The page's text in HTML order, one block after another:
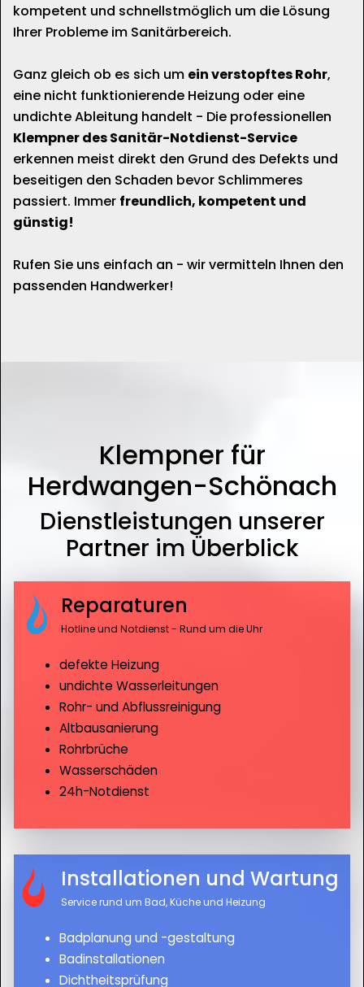
kompetent und schnellstmöglich um die Lösung
Ihrer Probleme im Sanitärbereich.
Ganz gleich ob es sich um ein verstopftes Rohr,
eine nicht funktionierende Heizung oder eine
undichte Ableitung handelt - Die professionellen
Klempner des Sanitär-Notdienst-Service
erkennen meist direkt den Grund des Defekts und
beseitigen den Schaden bevor Schlimmeres
passiert. Immer freundlich, kompetent und
günstig!
Rufen Sie uns einfach an - wir vermitteln Ihnen den
passenden Handwerker!
Klempner für
Herdwangen-Schönach
Dienstleistungen unserer
Partner im Überblick
Reparaturen
Hotline und Notdienst - Rund um die Uhr
defekte Heizung
undichte Wasserleitungen
Rohr- und Abflussreinigung
Altbausanierung
Rohrbrüche
Wasserschäden
24h-Notdienst
Installationen und Wartung
Service rund um Bad, Küche und Heizung
Badplanung und -gestaltung
Badinstallationen
Dichtheitsprüfung